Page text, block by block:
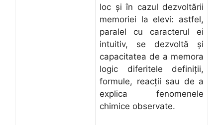
loc şi în cazul dezvoltării
memoriei la elevi: astfel,
paralel cu caracterul ei
intuitiv, se dezvoltă şi
capacitatea de a memora
logic diferitele definiţii,
formule, reacţii sau de a
explica fenomenele
chimice observate.